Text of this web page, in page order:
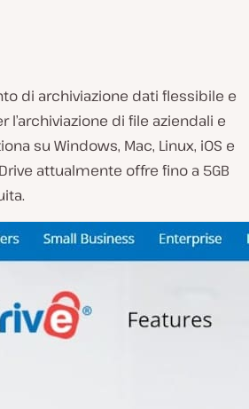
di archiviazione dati flessibile e
di file aziendali e
su Windows, Mac, Linux, iOS e
attualmente offre fino a 5GB